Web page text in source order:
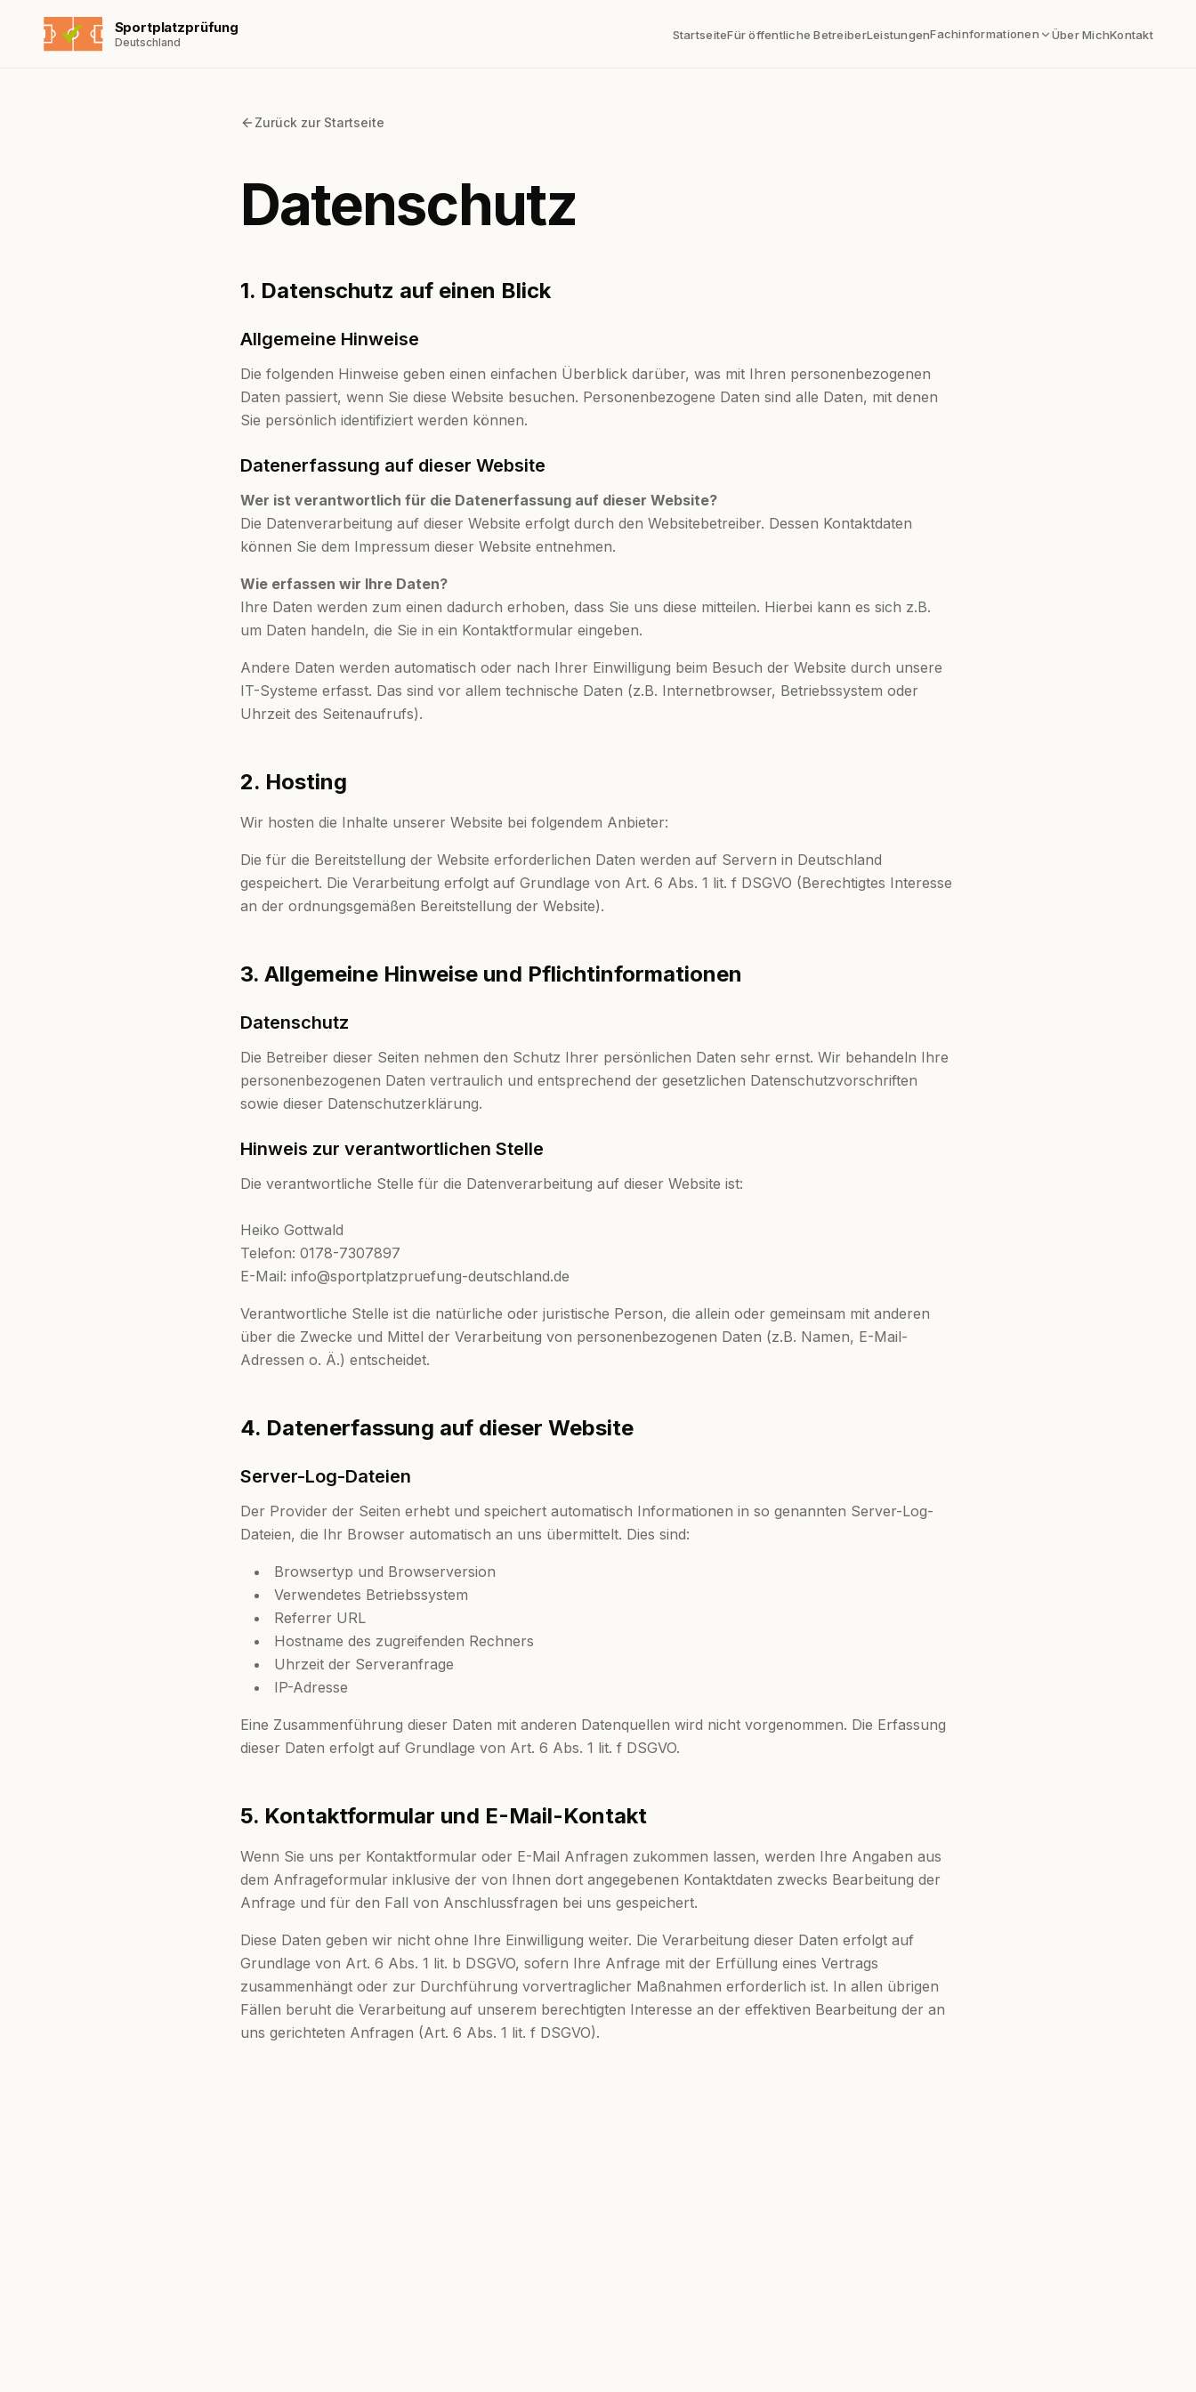
Sportplatzprüfung
Deutschland StartseiteFür öffentliche BetreiberLeistungenFachinformationen Über MichKontakt
Zurück zur Startseite
Datenschutz
1. Datenschutz auf einen Blick
Allgemeine Hinweise
Die folgenden Hinweise geben einen einfachen Überblick darüber, was mit Ihren personenbezogenen
Daten passiert, wenn Sie diese Website besuchen. Personenbezogene Daten sind alle Daten, mit denen
Sie persönlich identifiziert werden können.
Datenerfassung auf dieser Website
Wer ist verantwortlich für die Datenerfassung auf dieser Website?
Die Datenverarbeitung auf dieser Website erfolgt durch den Websitebetreiber. Dessen Kontaktdaten
können Sie dem Impressum dieser Website entnehmen.
Wie erfassen wir Ihre Daten?
Ihre Daten werden zum einen dadurch erhoben, dass Sie uns diese mitteilen. Hierbei kann es sich z.B.
um Daten handeln, die Sie in ein Kontaktformular eingeben.
Andere Daten werden automatisch oder nach Ihrer Einwilligung beim Besuch der Website durch unsere
IT-Systeme erfasst. Das sind vor allem technische Daten (z.B. Internetbrowser, Betriebssystem oder
Uhrzeit des Seitenaufrufs).
2. Hosting
Wir hosten die Inhalte unserer Website bei folgendem Anbieter:
Die für die Bereitstellung der Website erforderlichen Daten werden auf Servern in Deutschland
gespeichert. Die Verarbeitung erfolgt auf Grundlage von Art. 6 Abs. 1 lit. f DSGVO (Berechtigtes Interesse
an der ordnungsgemäßen Bereitstellung der Website).
3. Allgemeine Hinweise und Pflichtinformationen
Datenschutz
Die Betreiber dieser Seiten nehmen den Schutz Ihrer persönlichen Daten sehr ernst. Wir behandeln Ihre
personenbezogenen Daten vertraulich und entsprechend der gesetzlichen Datenschutzvorschriften
sowie dieser Datenschutzerklärung.
Hinweis zur verantwortlichen Stelle
Die verantwortliche Stelle für die Datenverarbeitung auf dieser Website ist:
Heiko Gottwald
Telefon: 0178-7307897
E-Mail: info@sportplatzpruefung-deutschland.de
Verantwortliche Stelle ist die natürliche oder juristische Person, die allein oder gemeinsam mit anderen
über die Zwecke und Mittel der Verarbeitung von personenbezogenen Daten (z.B. Namen, E-Mail-
Adressen o. Ä.) entscheidet.
4. Datenerfassung auf dieser Website
Server-Log-Dateien
Der Provider der Seiten erhebt und speichert automatisch Informationen in so genannten Server-Log-
Dateien, die Ihr Browser automatisch an uns übermittelt. Dies sind:
Browsertyp und Browserversion
Verwendetes Betriebssystem
Referrer URL
Hostname des zugreifenden Rechners
Uhrzeit der Serveranfrage
IP-Adresse
Eine Zusammenführung dieser Daten mit anderen Datenquellen wird nicht vorgenommen. Die Erfassung
dieser Daten erfolgt auf Grundlage von Art. 6 Abs. 1 lit. f DSGVO.
5. Kontaktformular und E-Mail-Kontakt
Wenn Sie uns per Kontaktformular oder E-Mail Anfragen zukommen lassen, werden Ihre Angaben aus
dem Anfrageformular inklusive der von Ihnen dort angegebenen Kontaktdaten zwecks Bearbeitung der
Anfrage und für den Fall von Anschlussfragen bei uns gespeichert.
Diese Daten geben wir nicht ohne Ihre Einwilligung weiter. Die Verarbeitung dieser Daten erfolgt auf
Grundlage von Art. 6 Abs. 1 lit. b DSGVO, sofern Ihre Anfrage mit der Erfüllung eines Vertrags
zusammenhängt oder zur Durchführung vorvertraglicher Maßnahmen erforderlich ist. In allen übrigen
Fällen beruht die Verarbeitung auf unserem berechtigten Interesse an der effektiven Bearbeitung der an
uns gerichteten Anfragen (Art. 6 Abs. 1 lit. f DSGVO).